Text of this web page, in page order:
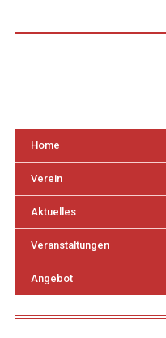
Home
Verein
Aktuelles
Veranstaltungen
Angebot